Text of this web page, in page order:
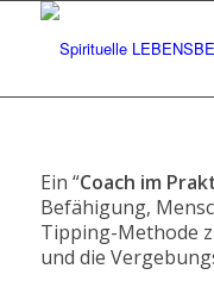
Ein “Coach im
Befähigung,
Tipping-Methode
und die